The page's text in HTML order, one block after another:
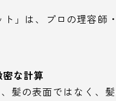
」は、プロの理容師
な計算
髪の表面ではなく、